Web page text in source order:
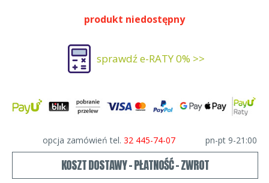
produkt niedostępny
sprawdź e-RATY 0% >>
opcja zamówień tel. 32 445-74-07 pn-pt 9-21:00
KOSZT DOSTAWY - PŁATNOŚĆ - ZWROT